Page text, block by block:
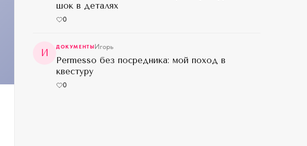
шок в деталях
0
И
ДОКУМЕНТЫИгорь
Permesso без посредника: мой поход в
квестуру
0